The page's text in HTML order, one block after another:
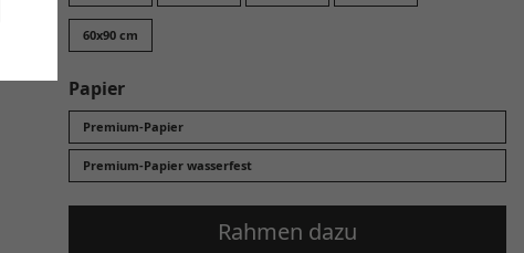
60x90 cm
Papier
Premium-Papier
Premium-Papier wasserfest
Rahmen dazu